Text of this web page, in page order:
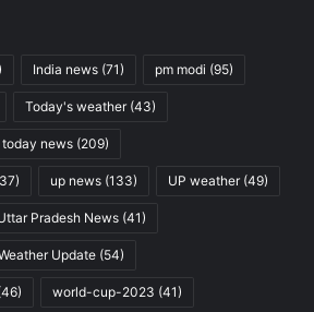
India news (71) pm modi (95)
Today's weather(43)
today news (209)
up news (133) UP weather(49)
Pradesh News (41)
Update (54)
world-cup-2023 (41)